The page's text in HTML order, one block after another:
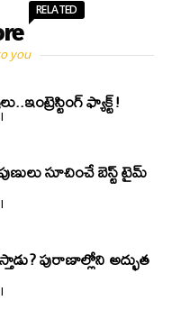
RELATED
you
ఫ్యాక్ట్!
సూచించే బెస్ట్ టైమ్
పురాణాల్లోని అద్భుత